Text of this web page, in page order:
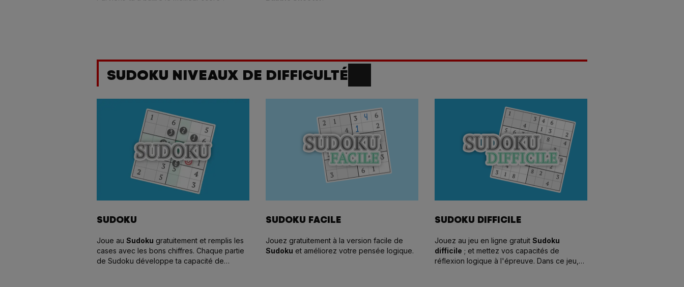
SUDOKU NIVEAUX DE DIFFICULTÉ
SUDOKU
Joue au Sudoku gratuitement et remplis les
cases avec les bons chiffres. Chaque partie
de Sudoku développe ta capacité de
SUDOKU FACILE
Jouez gratuitement à la version facile de
Sudoku et améliorez votre pensée logique.
SUDOKU DIFFICILE
Jouez au jeu en ligne gratuit Sudoku
difficile ; et mettez vos capacités de
réflexion logique à l'épreuve. Dans ce jeu,